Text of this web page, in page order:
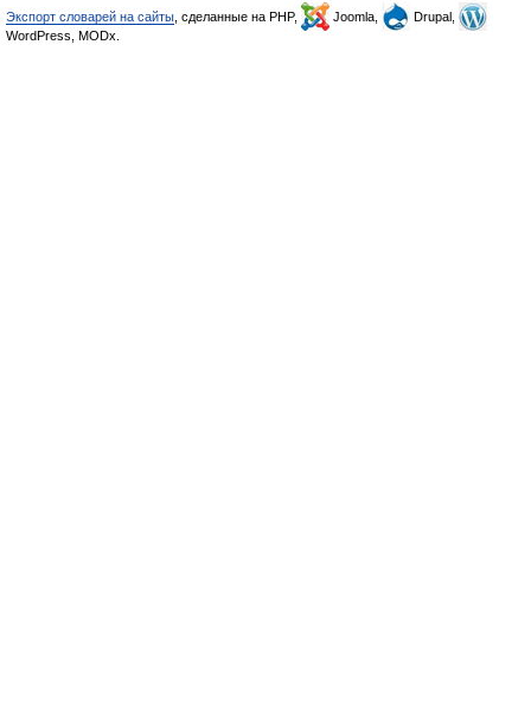
Экспорт словарей на сайты , сделанные на PHP, Joomla,
Drupal,
WordPress, MODx.